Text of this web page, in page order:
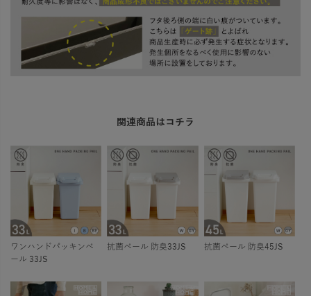
関連商品はコチラ
ワンハンドパッキンペ
ール 33JS
抗菌ペール 防臭33JS 抗菌ペール 防臭45JS